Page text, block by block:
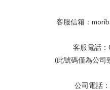
客服信箱：
客服電話
(此號碼僅為公司
公司電話